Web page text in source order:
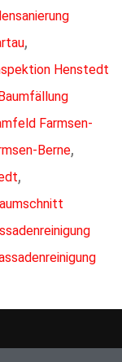
,
Henstedt
Farmsen-
Berne,
,